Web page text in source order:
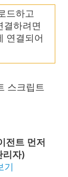
드하고
결하려면
연결되어
스크립트
전트 먼저
리자)
기